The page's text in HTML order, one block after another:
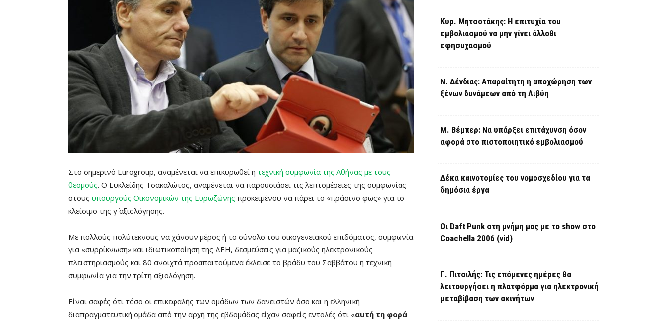
Στο σημερινό Eurogroup, αναμένεται να επικυρωθεί η τεχνική συμφωνία της Αθήνας με τους
θεσμούς. Ο Ευκλείδης Τσακαλώτος, αναμένεται να παρουσιάσει τις λεπτομέρειες της συμφωνίας
στους υπουργούς Οικονομικών της Ευρωζώνης προκειμένου να πάρει το «πράσινο φως» για το
κλείσιμο της γ΄ αξιολόγησης.
Με πολλούς πολύτεκνους να χάνουν μέρος ή το σύνολο του οικογενειακού επιδόματος, συμφωνία
για «συρρίκνωση» και ιδιωτικοποίηση της ΔΕΗ, δεσμεύσεις για μαζικούς ηλεκτρονικούς
πλειστηριασμούς και 80 ανοιχτά προαπαιτούμενα έκλεισε το βράδυ του Σαββάτου η τεχνική
συμφωνία για την τρίτη αξιολόγηση.
Είναι σαφές ότι τόσο οι επικεφαλής των ομάδων των δανειστών όσο και η ελληνική
διαπραγματευτική ομάδα από την αρχή της εβδομάδας είχαν σαφείς εντολές ότι «αυτή τη φορά
Κυρ. Μητσοτάκης: Η επιτυχία του
εμβολιασμού να μην γίνει άλλοθι
εφησυχασμού
Ν. Δένδιας: Απαραίτητη η αποχώρηση των
ξένων δυνάμεων από τη Λιβύη
Μ. Βέμπερ: Να υπάρξει επιτάχυνση όσον
αφορά στο πιστοποιητικό εμβολιασμού
Δέκα καινοτομίες του νομοσχεδίου για τα
δημόσια έργα
Οι Daft Punk στη μνήμη μας με το show στο
Coachella 2006 (vid)
Γ. Πιτσιλής: Τις επόμενες ημέρες θα
λειτουργήσει η πλατφόρμα για ηλεκτρονική
μεταβίβαση των ακινήτων